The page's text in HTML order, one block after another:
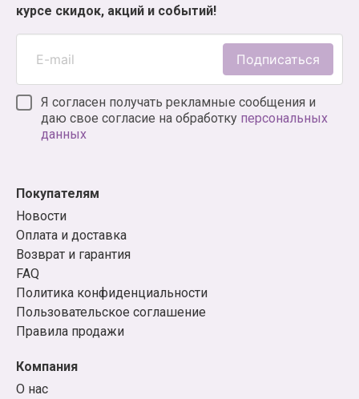
курсе скидок, акций и событий!
Подписаться
Я согласен получать рекламные сообщения и
даю свое согласие на обработку персональных
данных
Покупателям
Новости
Оплата и доставка
Возврат и гарантия
FAQ
Политика конфиденциальности
Пользовательское соглашение
Правила продажи
Компания
О нас